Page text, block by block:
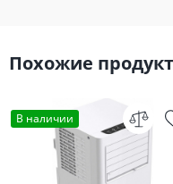
Похожие
В наличии